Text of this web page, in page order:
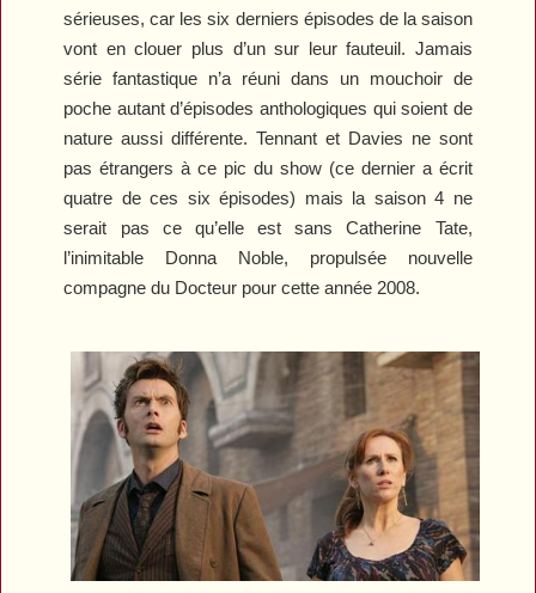
sérieuses, car les six derniers épisodes de la saison
vont en clouer plus d’un sur leur fauteuil. Jamais
série fantastique n’a réuni dans un mouchoir de
poche autant d’épisodes anthologiques qui soient de
nature aussi différente. Tennant et Davies ne sont
pas étrangers à ce pic du show (ce dernier a écrit
quatre de ces six épisodes) mais la saison 4 ne
serait pas ce qu’elle est sans Catherine Tate,
l’inimitable Donna Noble, propulsée nouvelle
compagne du Docteur pour cette année 2008.